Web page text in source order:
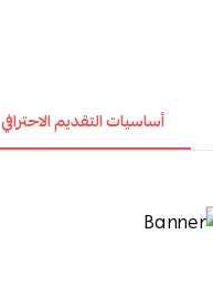
أساسيات التقديم الاحترافي